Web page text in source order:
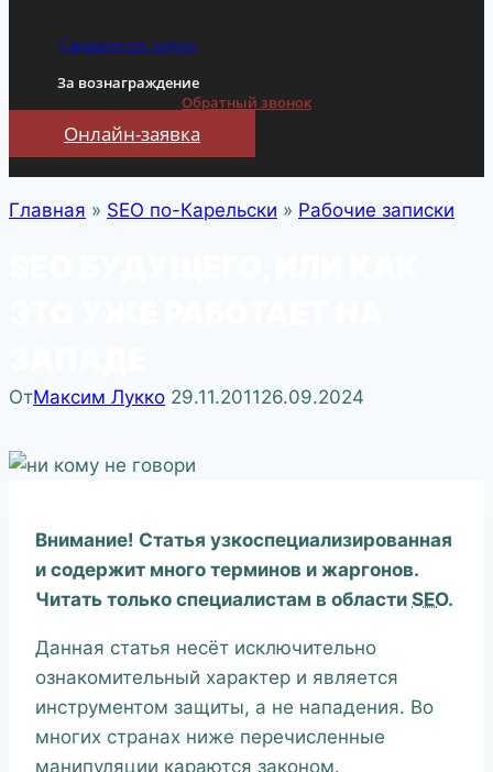
Сарафанное радио
За вознаграждение
Обратный звонок
Онлайн-заявка
Главная » SEO по-Карельски » Рабочие записки
ОтМаксим Лукко 29.11.201126.09.2024
Внимание! Статья узкоспециализированная
и содержит много терминов и жаргонов.
Читать только специалистам в области SEO.
Данная статья несёт исключительно
ознакомительный характер и является
инструментом защиты, а не нападения. Во
многих странах ниже перечисленные
манипуляции караются законом.